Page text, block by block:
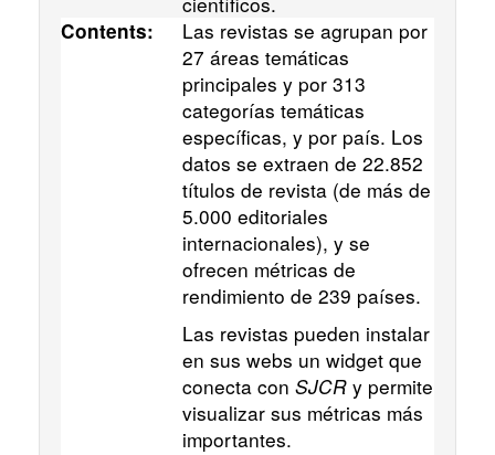
Contents:
Las revistas se agrupan por
27 áreas temáticas
principales y por 313
categorías temáticas
específicas, y por país. Los
datos se extraen de 22.852
títulos de revista (de más de
5.000 editoriales
internacionales), y se
ofrecen métricas de
rendimiento de 239 países.
Las revistas pueden instalar
en sus webs un widget que
conecta con SJCR y permite
visualizar sus métricas más
importantes.